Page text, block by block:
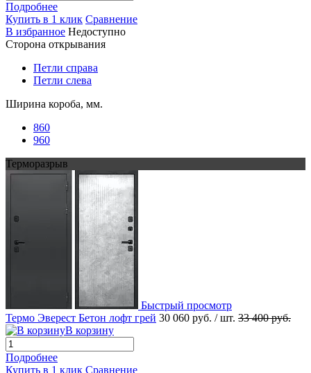
Подробнее
Купить в 1 клик Сравнение
В избранное Недоступно
Сторона открывания
Петли справа
Петли слева
Ширина короба, мм.
860
960
Терморазрыв
Быстрый просмотр
Термо Эверест Бетон лофт грей 30 060 руб. / шт. 33 400 руб.
В корзину
Подробнее
Купить в 1 клик Сравнение